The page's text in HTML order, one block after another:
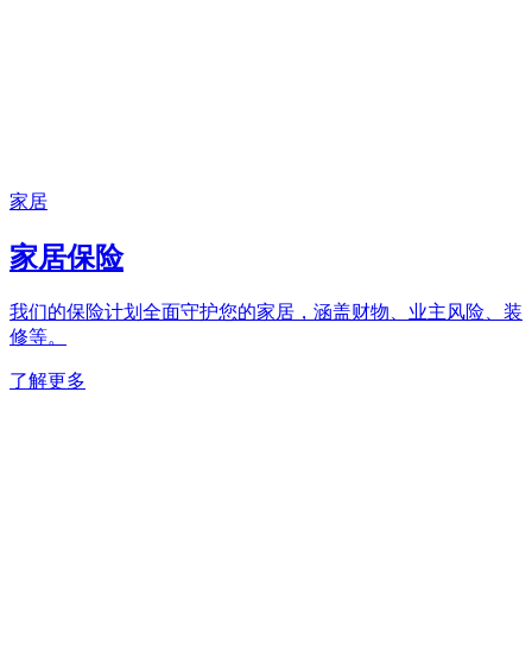
家居
家居保险
我们的保险计划全面守护您的家居，涵盖财物、业主风险、装
修等​。
了解更多